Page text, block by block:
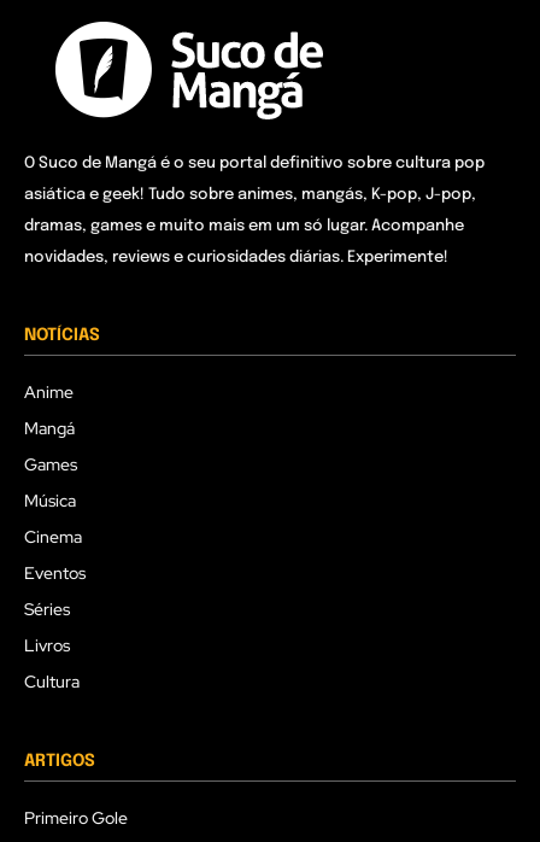
O Suco de Mangá é o seu portal definitivo sobre cultura pop
asiática e geek! Tudo sobre animes, mangás, K-pop, J-pop,
dramas, games e muito mais em um só lugar. Acompanhe
novidades, reviews e curiosidades diárias. Experimente!
NOTÍCIAS
Anime
Mangá
Games
Música
Cinema
Eventos
Séries
Livros
Cultura
ARTIGOS
Primeiro Gole